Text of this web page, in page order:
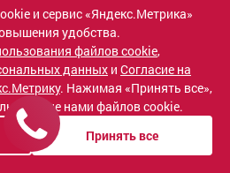
19 ДЕКАБРЯ 2024
к андрологу, но не знал, к
отзывы, выбрал
от
Цена соответствует
и сервис «Яндекс.Метрика»
удобства.
файлов cookie,
данных и Согласие на
. Нажимая «Принять все»,
нами файлов cookie.
Принять все